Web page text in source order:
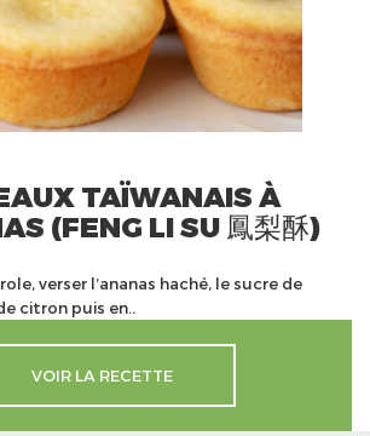
TAÏWANAIS À
(FENG LI SU 鳳梨酥)
verser l’ananas haché, le sucre de
citron puis en..
VOIR LA RECETTE